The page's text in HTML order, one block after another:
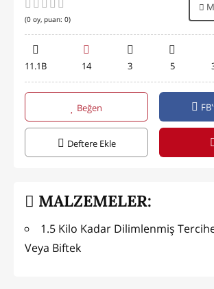
(0 oy, puan: 0)
11.1B 14 3 5
Beğen
Deftere Ekle
MALZEMELER:
1.5 Kilo Kadar Dilimlenmiş
Veya Biftek